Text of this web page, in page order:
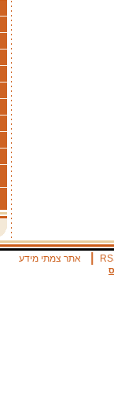
אתר צמתי מידע